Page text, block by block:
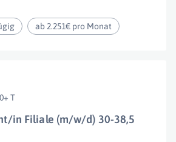
ab 2.251€ pro Monat
T
in Filiale (m/w/d) 30-38,5